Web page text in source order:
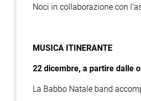
Noci in collaborazione con
MUSICA ITINERANTE
22 dicembre, a partire dalle
La Babbo Natale band